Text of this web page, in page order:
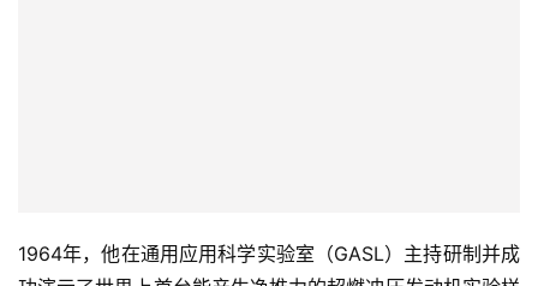
1964年，他在通用应用科学实验室（GASL）主持研制并成